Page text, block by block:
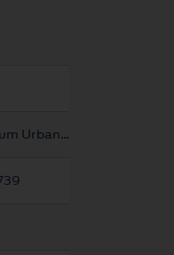
Látka Urban - Medium Urban Grey